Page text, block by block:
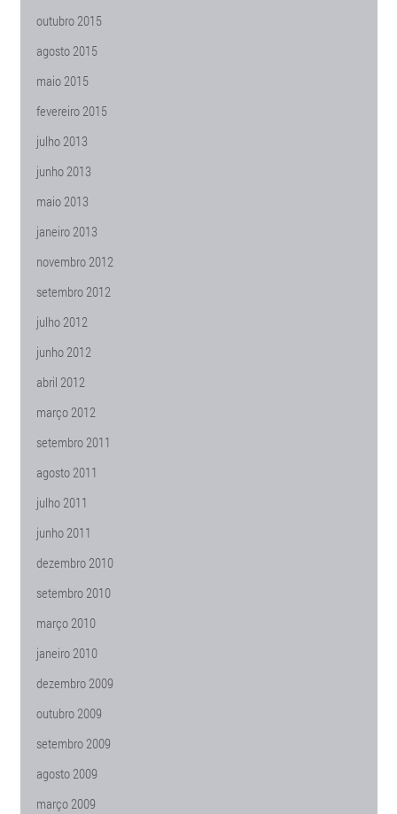
outubro 2015
agosto 2015
maio 2015
fevereiro 2015
julho 2013
junho 2013
maio 2013
janeiro 2013
novembro 2012
setembro 2012
julho 2012
junho 2012
abril 2012
março 2012
setembro 2011
agosto 2011
julho 2011
junho 2011
dezembro 2010
setembro 2010
março 2010
janeiro 2010
dezembro 2009
outubro 2009
setembro 2009
agosto 2009
março 2009